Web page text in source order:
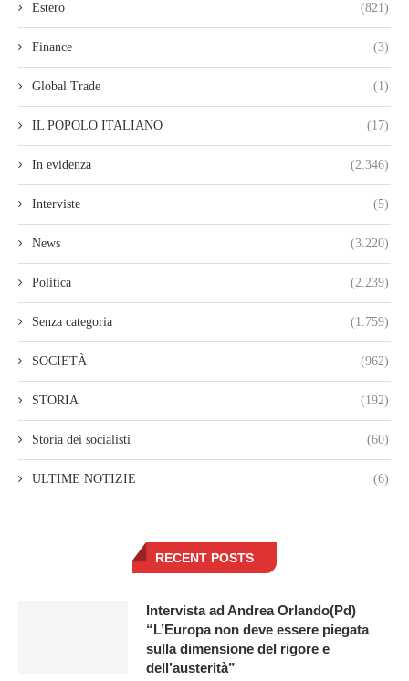
Estero (821)
Finance (3)
Global Trade (1)
IL POPOLO ITALIANO (17)
In evidenza (2.346)
Interviste (5)
News (3.220)
Politica (2.239)
Senza categoria (1.759)
SOCIETÀ (962)
STORIA (192)
Storia dei socialisti (60)
ULTIME NOTIZIE (6)
RECENT POSTS
Intervista ad Andrea Orlando(Pd)
“L’Europa non deve essere piegata
sulla dimensione del rigore e
dell’austerità”